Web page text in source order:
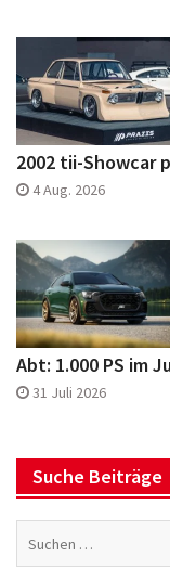
2002 tii-Showcar
4 Aug. 2026
Abt: 1.000 PS im
31 Juli 2026
Suche Beiträge
Suchen
nach: